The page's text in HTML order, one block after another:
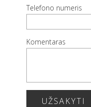
Telefono numeris
Komentaras
UŽSAKYTI